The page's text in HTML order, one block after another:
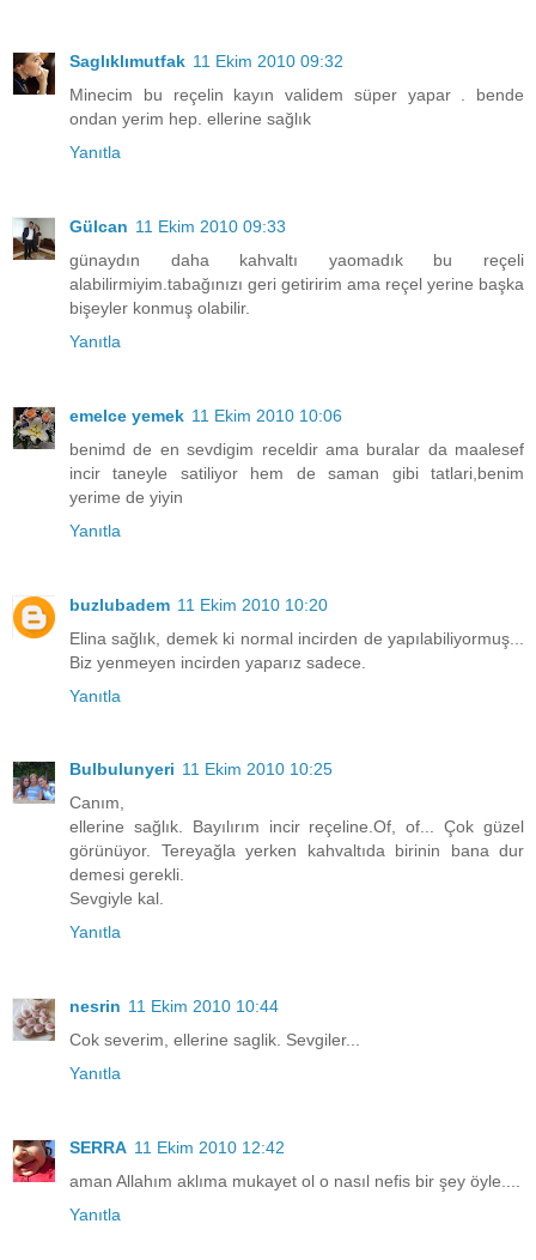
Saglıklımutfak 11 Ekim 2010 09:32
Minecim bu reçelin kayın validem süper yapar . bende
ondan yerim hep. ellerine sağlık
Yanıtla
Gülcan 11 Ekim 2010 09:33
günaydın daha kahvaltı yaomadık bu reçeli
alabilirmiyim.tabağınızı geri getiririm ama reçel yerine başka
bişeyler konmuş olabilir.
Yanıtla
emelce yemek 11 Ekim 2010 10:06
benimd de en sevdigim receldir ama buralar da maalesef
incir taneyle satiliyor hem de saman gibi tatlari,benim
yerime de yiyin
Yanıtla
buzlubadem 11 Ekim 2010 10:20
Elina sağlık, demek ki normal incirden de yapılabiliyormuş...
Biz yenmeyen incirden yaparız sadece.
Yanıtla
Bulbulunyeri 11 Ekim 2010 10:25
Canım,
ellerine sağlık. Bayılırım incir reçeline.Of, of... Çok güzel
görünüyor. Tereyağla yerken kahvaltıda birinin bana dur
demesi gerekli.
Sevgiyle kal.
Yanıtla
nesrin 11 Ekim 2010 10:44
Cok severim, ellerine saglik. Sevgiler...
Yanıtla
SERRA 11 Ekim 2010 12:42
aman Allahım aklıma mukayet ol o nasıl nefis bir şey öyle....
Yanıtla